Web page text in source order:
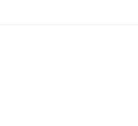
Harmancık’ta da yolları